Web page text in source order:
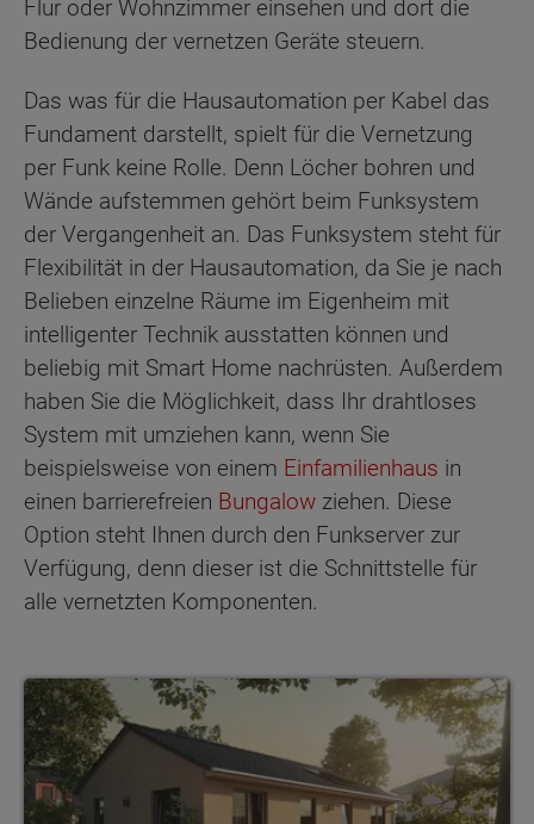
Flur oder Wohnzimmer einsehen und dort die
Bedienung der vernetzen Geräte steuern.
Das was für die Hausautomation per Kabel das
Fundament darstellt, spielt für die Vernetzung
per Funk keine Rolle. Denn Löcher bohren und
Wände aufstemmen gehört beim Funksystem
der Vergangenheit an. Das Funksystem steht für
Flexibilität in der Hausautomation, da Sie je nach
Belieben einzelne Räume im Eigenheim mit
intelligenter Technik ausstatten können und
beliebig mit Smart Home nachrüsten. Außerdem
haben Sie die Möglichkeit, dass Ihr drahtloses
System mit umziehen kann, wenn Sie
beispielsweise von einem Einfamilienhaus in
einen barrierefreien Bungalow ziehen. Diese
Option steht Ihnen durch den Funkserver zur
Verfügung, denn dieser ist die Schnittstelle für
alle vernetzten Komponenten.
Bungalows